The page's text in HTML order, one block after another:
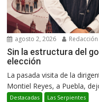
agosto 2, 2026 Redacción
Sin la estructura del
elección
La pasada visita de la
Montiel Reyes, a Puebla,
Destacadas Las Serpientes